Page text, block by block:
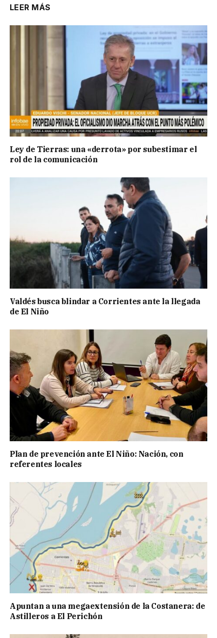
LEER MÁS
Ley de Tierras: una «derrota» por subestimar el
rol de la comunicación
Valdés busca blindar a Corrientes ante la llegada
de El Niño
Plan de prevención ante El Niño: Nación, con
referentes locales
Apuntan a una megaextensión de la Costanera: de
Astilleros a El Perichón